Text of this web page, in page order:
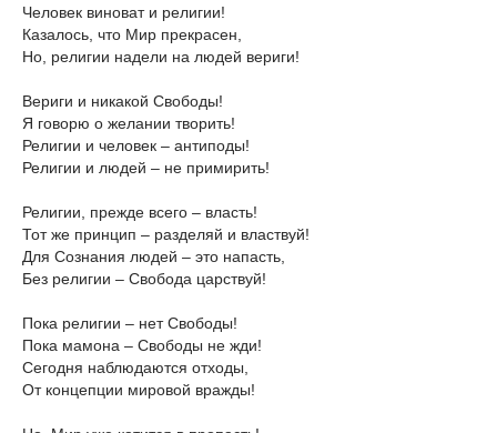
Человек виноват и религии!
Казалось, что Мир прекрасен,
Но, религии надели на людей вериги!
Вериги и никакой Свободы!
Я говорю о желании творить!
Религии и человек – антиподы!
Религии и людей – не примирить!
Религии, прежде всего – власть!
Тот же принцип – разделяй и властвуй!
Для Сознания людей – это напасть,
Без религии – Свобода царствуй!
Пока религии – нет Свободы!
Пока мамона – Свободы не жди!
Сегодня наблюдаются отходы,
От концепции мировой вражды!